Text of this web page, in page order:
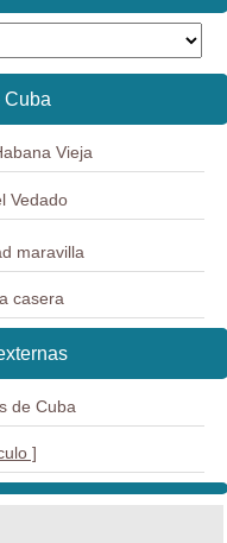
Cuba
Vieja
Vedado
maravilla
casera
de Cuba
]